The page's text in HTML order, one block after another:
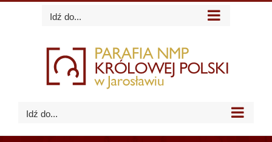
Idź do...
Idź do...